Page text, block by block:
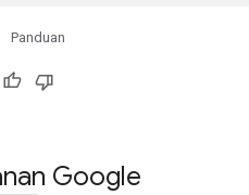
Panduan
Google